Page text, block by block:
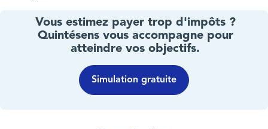
Vous estimez payer trop d'impôts ?
Quintésens vous accompagne pour
atteindre vos objectifs.
Simulation gratuite